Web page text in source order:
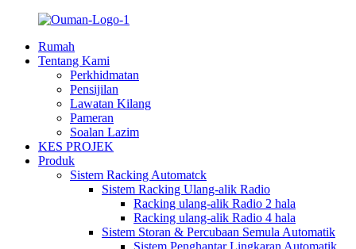
Rumah
Tentang Kami
Perkhidmatan
Pensijilan
Lawatan Kilang
Pameran
Soalan Lazim
KES PROJEK
Produk
Sistem Racking Automatck
Sistem Racking Ulang-alik Radio
Racking ulang-alik Radio 2 hala
Racking ulang-alik Radio 4 hala
Sistem Storan & Percubaan Semula Automatik
Sistem Penghantar Lingkaran Automatik